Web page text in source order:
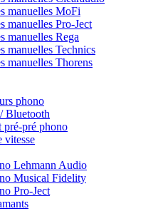
manuelles MoFi
manuelles Pro-Ject
manuelles Rega
manuelles Technics
manuelles Thorens
phono
Bluetooth
pré-pré phono
vitesse
Lehmann Audio
Musical Fidelity
Pro-Ject